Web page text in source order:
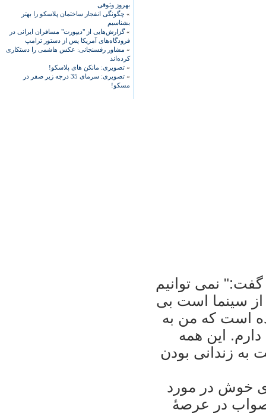
بهروز وثوقی
» چگونگی انفجار ساختمان پلاسکو را بهتر
بشناسیم
»گزارش‌هایی از "دیپورت" مسافران ایرانی در
فرودگاه‌های آمریکا پس از دستور ترامپ
» مشاور رفسنجانی: عکس هاشمی را دستکاری
کرده‌اند
» تصویری: مانکن های پلاسکو!
»
تصویری: سرمای 35 درجه زیر صفر در
مسکو!
نمی توانيم
سينما است بی
است که من به
اين همه
به زندانی بودن
خوش در مورد
در عرصۀ